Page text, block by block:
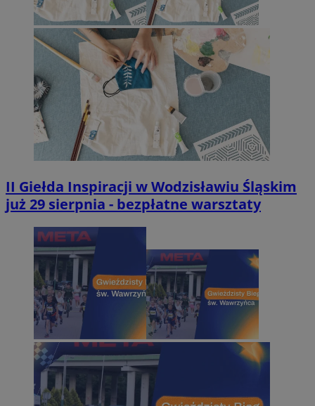
II Giełda Inspiracji w Wodzisławiu Śląskim
już 29 sierpnia - bezpłatne warsztaty